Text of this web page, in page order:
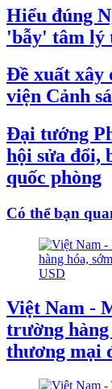
Hiểu đúng
'bẫy' tâm lý
Đề xuất xây
viện Cảnh
Đại tướng
hội sửa đổi,
quốc phòng
Có thể bạn
Việt Nam -
trường hàng
thương mại